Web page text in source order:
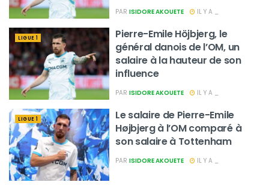
PAR ISIDORE AKOUETE IL Y A _
LIGUE 1
Pierre-Emile Höjbjerg, le
général danois de l’OM, un
salaire à la hauteur de son
influence
PAR ISIDORE AKOUETE IL Y A _
LIGUE 1
Le salaire de Pierre-Emile
Højbjerg à l’OM comparé à
son salaire à Tottenham
PAR ISIDORE AKOUETE IL Y A _